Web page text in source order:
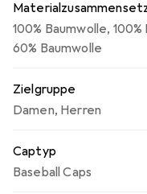
100% Baumwolle,
60% Baumwolle
Zielgruppe
Damen, Herren
Captyp
Baseball Caps